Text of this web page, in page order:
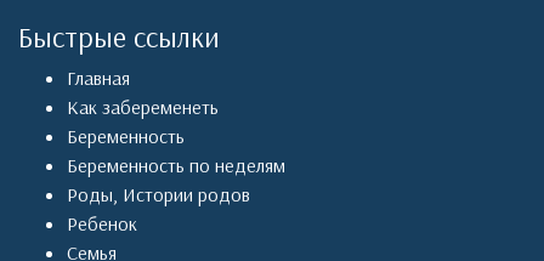
Быстрые ссылки
Главная
Как забеременеть
Беременность
Беременность по неделям
Роды, Истории родов
Ребенок
Семья